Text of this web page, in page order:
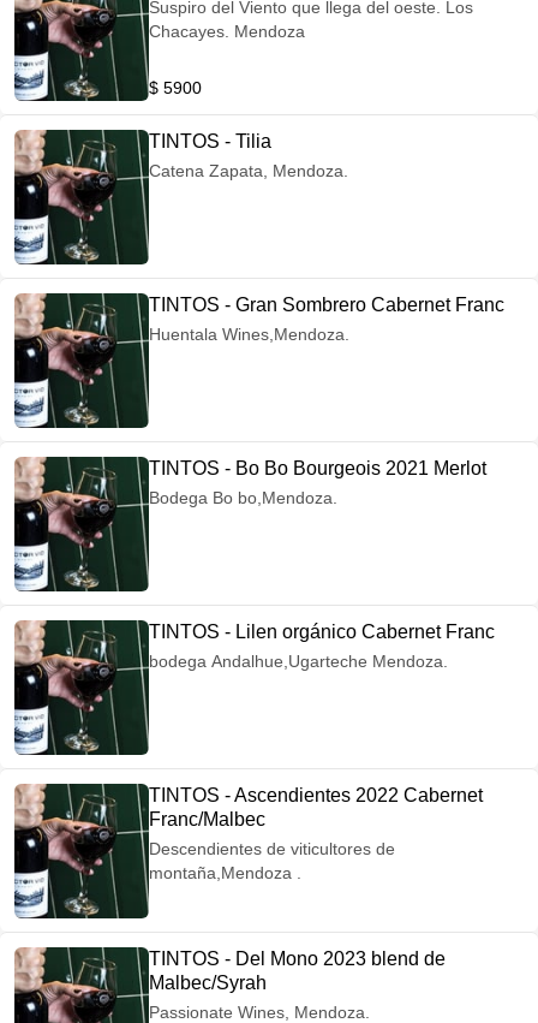
Suspiro del Viento que llega del oeste. Los
Chacayes. Mendoza
$ 5900
TINTOS - Tilia
Catena Zapata, Mendoza.
TINTOS - Gran Sombrero Cabernet Franc
Huentala Wines,Mendoza.
TINTOS - Bo Bo Bourgeois 2021 Merlot
Bodega Bo bo,Mendoza.
TINTOS - Lilen orgánico Cabernet Franc
bodega Andalhue,Ugarteche Mendoza.
TINTOS - Ascendientes 2022 Cabernet
Franc/Malbec
Descendientes de viticultores de
montaña,Mendoza .
TINTOS - Del Mono 2023 blend de
Malbec/Syrah
Passionate Wines, Mendoza.